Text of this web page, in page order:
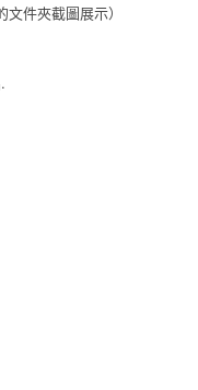
件夾截圖展示）